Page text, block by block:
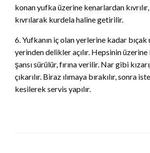
konan yufka üzerine kenarlardan
kıvrılarak kurdela haline getirilir.
6. Yufkanın iç olan yerlerine kadar
yerinden delikler açılır. Hepsinin
şansı sürülür, fırına verilir. Nar gibi
çıkarılır. Biraz ılımaya bırakılır, sonra
kesilerek servis yapılır.